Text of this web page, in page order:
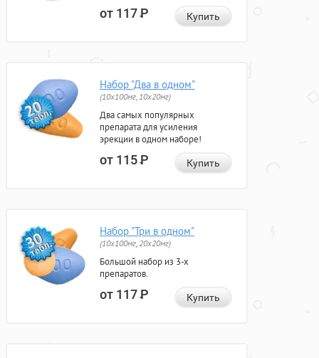
от 117Р Купить
Набор "Два в одном"
(10x100мг, 10x20мг)
Два самых популярных
препарата для усиления
эрекции в одном наборе!
от 115Р Купить
Набор "Три в одном"
(10x100мг, 20x20мг)
Большой набор из 3-х
препаратов.
от 117Р Купить